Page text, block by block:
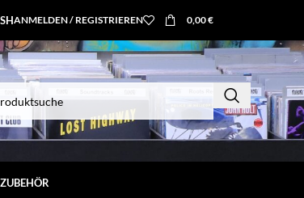
ANMELDEN / REGISTRIEREN 0,00€
ZUBEHÖR